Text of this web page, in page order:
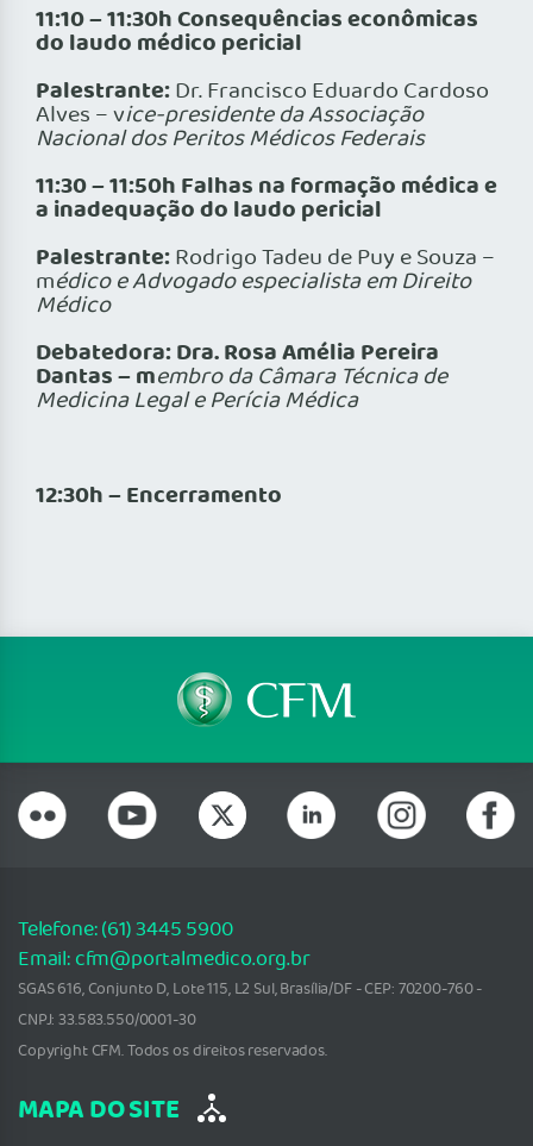
11:10 – 11:30h Consequências econômicas
do laudo médico pericial
Palestrante:Dr. Francisco Eduardo Cardoso
Alves – vice-presidente da Associação
Nacional dos Peritos Médicos Federais
11:30 – 11:50h Falhas na formação médica e
a inadequação do laudo pericial
Palestrante:Rodrigo Tadeu de Puy e Souza –
médico e Advogado especialista em Direito
Médico
Debatedora: Dra. Rosa Amélia Pereira
Dantas – membro da Câmara Técnica de
Medicina Legal e Perícia Médica
12:30h – Encerramento
Telefone: (61) 3445 5900
Email: cfm@portalmedico.org.br
SGAS 616, Conjunto D, Lote 115, L2 Sul, Brasília/DF - CEP: 70200-760 -
CNPJ: 33.583.550/0001-30
Copyright CFM. Todos os direitos reservados.
MAPA DO SITE